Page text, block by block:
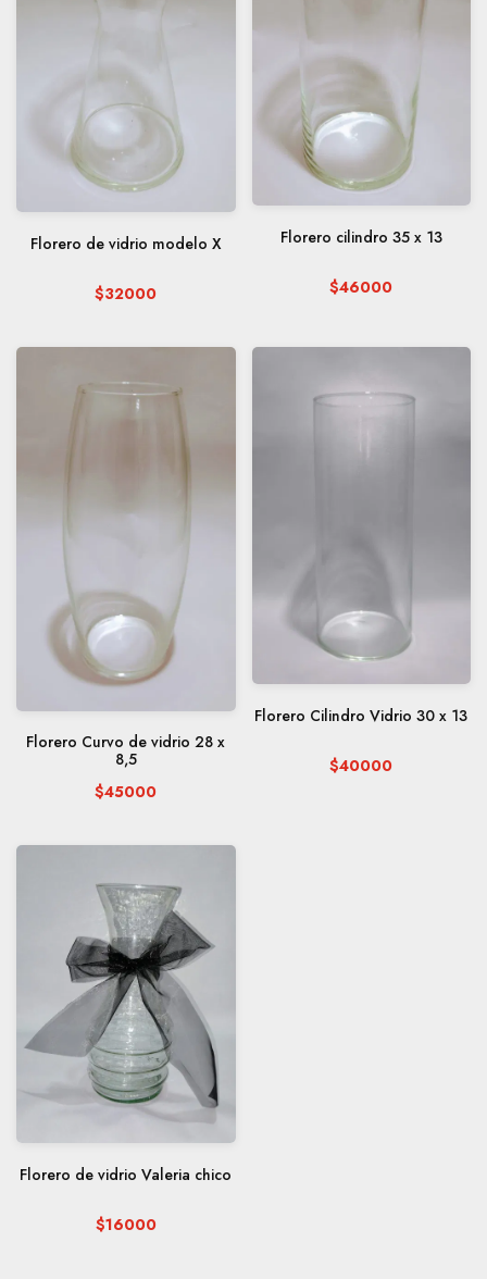
Florero de vidrio modelo X
$32000
Florero cilindro 35 x 13
$46000
Florero Curvo de vidrio 28 x
8,5
$45000
Florero Cilindro Vidrio 30 x 13
$40000
Florero de vidrio Valeria chico
$16000